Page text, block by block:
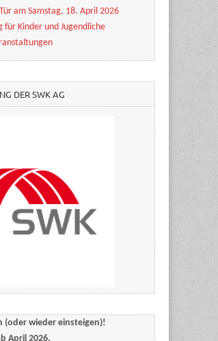
am Samstag, 18. April 2026
Kinder und Jugendliche
DER SWK AG
(oder wieder einsteigen)!
April 2026.